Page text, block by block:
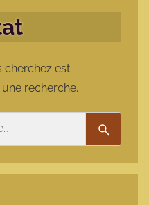
cherchez est
recherche.